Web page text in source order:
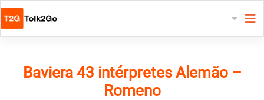
Baviera 43 intérpretes Alemão –
Romeno